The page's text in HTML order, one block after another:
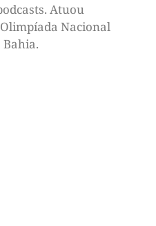
Atuou
Nacional